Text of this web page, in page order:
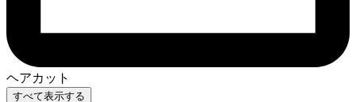
ヘアカット
すべて表示する